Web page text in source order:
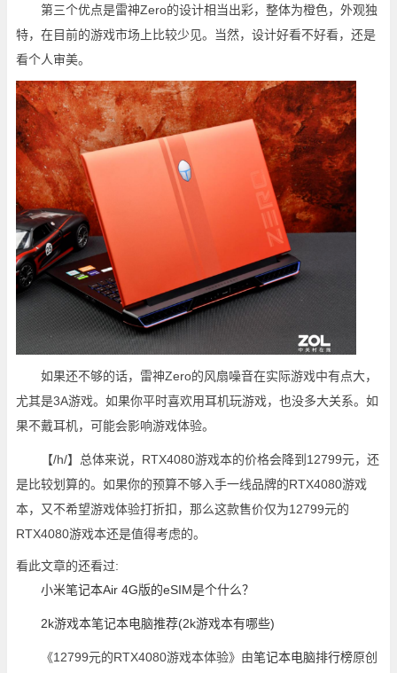
第三个优点是雷神Zero的设计相当出彩，整体为橙色，外观独
特，在目前的游戏市场上比较少见。当然，设计好看不好看，还是
看个人审美。
如果还不够的话，雷神Zero的风扇噪音在实际游戏中有点大，
尤其是3A游戏。如果你平时喜欢用耳机玩游戏，也没多大关系。如
果不戴耳机，可能会影响游戏体验。
【/h/】总体来说，RTX4080游戏本的价格会降到12799元，还
是比较划算的。如果你的预算不够入手一线品牌的RTX4080游戏
本，又不希望游戏体验打折扣，那么这款售价仅为12799元的
RTX4080游戏本还是值得考虑的。
看此文章的还看过:
小米笔记本Air 4G版的eSIM是个什么？
2k游戏本笔记本电脑推荐(2k游戏本有哪些)
《12799元的RTX4080游戏本体验》由笔记本电脑排行榜原创